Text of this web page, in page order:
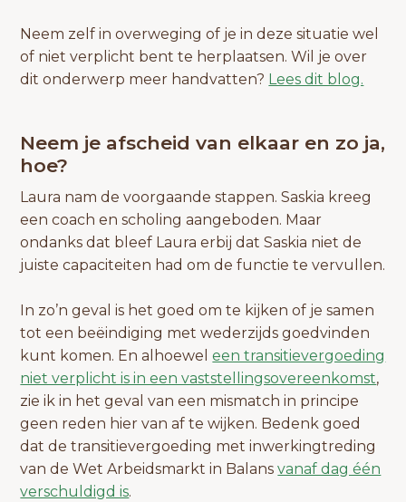
Neem zelf in overweging of je in deze situatie wel
of niet verplicht bent te herplaatsen. Wil je over
dit onderwerp meer handvatten? Lees dit blog.
Neem je afscheid van elkaar en zo ja,
hoe?
Laura nam de voorgaande stappen. Saskia kreeg
een coach en scholing aangeboden. Maar
ondanks dat bleef Laura erbij dat Saskia niet de
juiste capaciteiten had om de functie te vervullen.
In zo’n geval is het goed om te kijken of je samen
tot een beëindiging met wederzijds goedvinden
kunt komen. En alhoeweleen transitievergoeding
niet verplicht is in een vaststellingsovereenkomst,
zie ik in het geval van een mismatch in principe
geen reden hier van af te wijken. Bedenk goed
dat de transitievergoeding met inwerkingtreding
van de Wet Arbeidsmarkt in Balansvanaf dag één
verschuldigd is.